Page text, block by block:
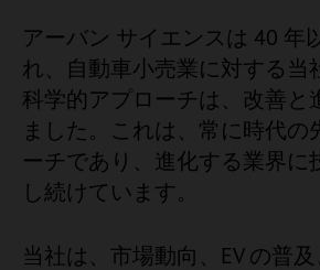
アーバン サイエンスは 40 年
れ、自動車小売業に対する当
科学的アプローチは、改善と
ました。これは、常に時代の
ーチであり、進化する業界に
し続けています。
当社は、市場動向、EV の普